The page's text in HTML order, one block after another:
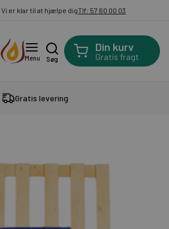
Vi er klar til at hjælpe digTlf: 57 60 00 03
Menu Søg
Din kurv
Gratis fragt
Gratis levering